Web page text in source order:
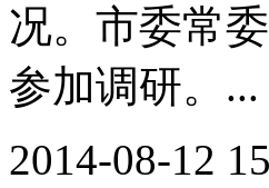
况。市委常
参加调研。...
2014-08-12